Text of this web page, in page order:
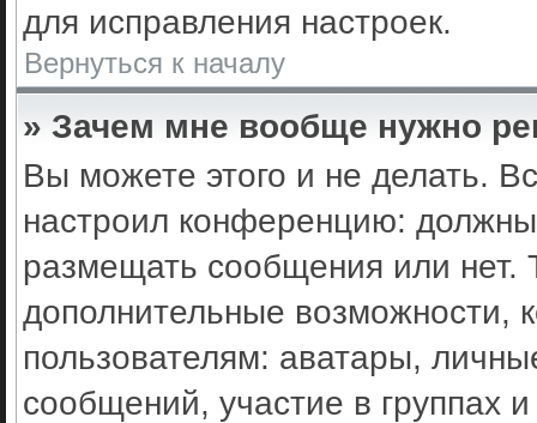
для исправления настроек.
Вернуться к началу
» Зачем мне вообще нужно
Вы можете этого и не делать.
настроил конференцию:
размещать сообщения или нет.
дополнительные возможности,
пользователям: аватары,
сообщений, участие в группах